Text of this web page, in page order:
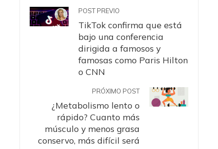
POST PREVIO
TikTok confirma que está
bajo una conferencia
dirigida a famosos y
famosas como Paris Hilton
o CNN
PRÓXIMO POST
¿Metabolismo lento o
rápido? Cuanto más
músculo y menos grasa
conservo, más difícil será